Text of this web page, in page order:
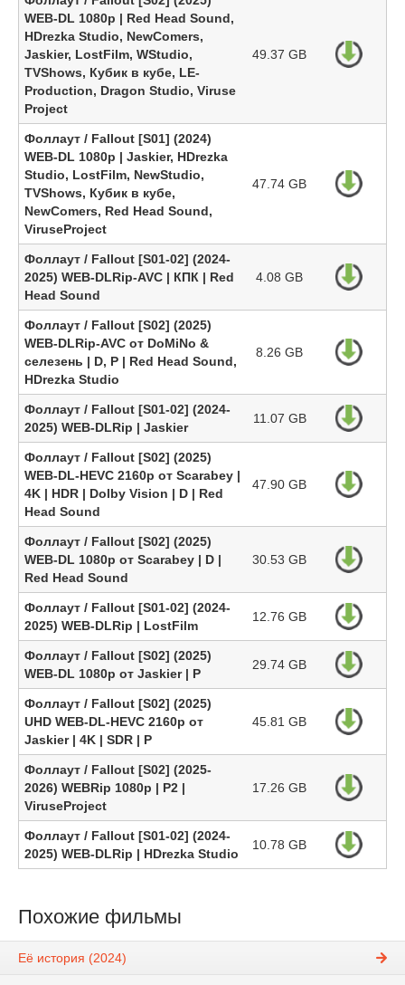
WEB-DL 1080p | Red Head Sound,
HDrezka Studio, NewComers,
Jaskier, LostFilm, WStudio,
TVShows, Кубик в кубе, LE-
Production, Dragon Studio, Viruse
Project
49.37 GB
Фоллаут / Fallout [S01] (2024)
WEB-DL 1080p | Jaskier, HDrezka
Studio, LostFilm, NewStudio,
TVShows, Кубик в кубе,
NewComers, Red Head Sound,
ViruseProject
47.74 GB
Фоллаут / Fallout [S01-02] (2024-
2025) WEB-DLRip-AVC | КПК | Red
Head Sound
4.08 GB
Фоллаут / Fallout [S02] (2025)
WEB-DLRip-AVC от DoMiNo &
селезень | D, P | Red Head Sound,
HDrezka Studio
8.26 GB
Фоллаут / Fallout [S01-02] (2024-
2025) WEB-DLRip | Jaskier
11.07 GB
Фоллаут / Fallout [S02] (2025)
WEB-DL-HEVC 2160p от Scarabey |
4K | HDR | Dolby Vision | D | Red
Head Sound
47.90 GB
Фоллаут / Fallout [S02] (2025)
WEB-DL 1080p от Scarabey | D |
Red Head Sound
30.53 GB
Фоллаут / Fallout [S01-02] (2024-
2025) WEB-DLRip | LostFilm
12.76 GB
Фоллаут / Fallout [S02] (2025)
WEB-DL 1080p от Jaskier | P
29.74 GB
Фоллаут / Fallout [S02] (2025)
UHD WEB-DL-HEVC 2160p от
Jaskier | 4K | SDR | P
45.81 GB
Фоллаут / Fallout [S02] (2025-
2026) WEBRip 1080p | P2 |
ViruseProject
17.26 GB
Фоллаут / Fallout [S01-02] (2024-
2025) WEB-DLRip | HDrezka Studio
10.78 GB
Похожие фильмы
Её история (2024)